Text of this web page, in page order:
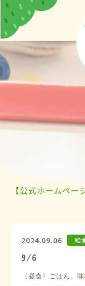
【公式ホームペー
2024.09.06 給
9/6
〈昼食〉ごはん、